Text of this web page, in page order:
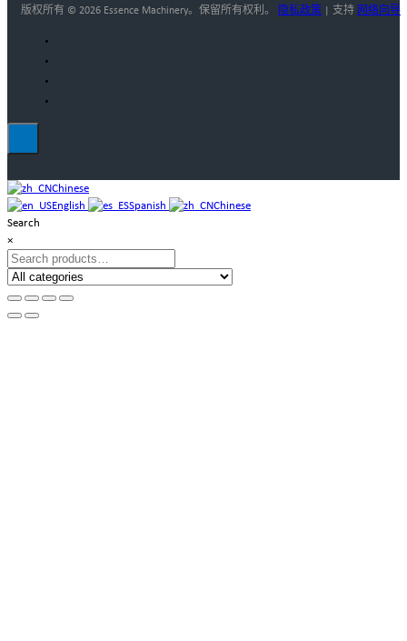
版权所有 © 2026 Essence Machinery。保留所有权利。 隐私政策 | 支持 网络向导
Chinese
English
Spanish
Chinese
Search
×